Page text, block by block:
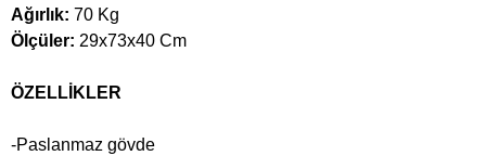
Ağırlık: 70 Kg
Ölçüler: 29x73x40 Cm
ÖZELLİKLER
-Paslanmaz gövde